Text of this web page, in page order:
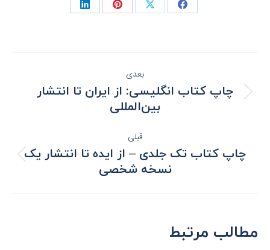
قبلی
چاپ کتاب تک جلدی – از ایده تا انتشار یک
نسخه شخصی
بعدی
چاپ کتاب انگلیسی: از ایران تا انتشار
بین‌المللی
مطالب مرتبط